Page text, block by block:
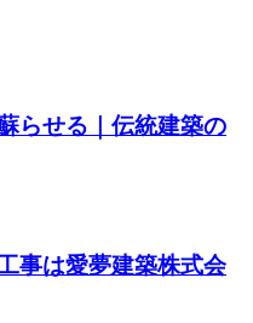
らせる｜伝統建築の
事は愛夢建築株式会